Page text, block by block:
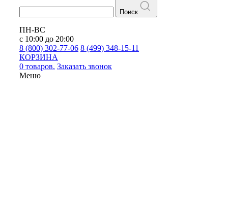
Поиск
ПН-ВС
с 10:00 до 20:00
8 (800) 302-77-06 8 (499) 348-15-11
КОРЗИНА
0 товаров. Заказать звонок
Меню